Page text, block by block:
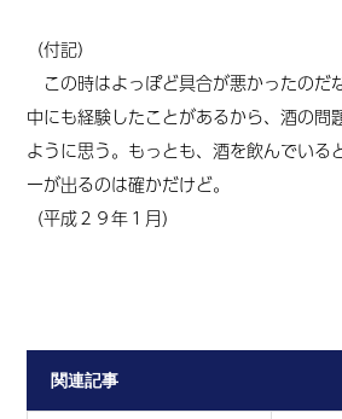
（付記）
この時はよっぽど具合が悪かったのだ
中にも経験したことがあるから、酒の問
ように思う。もっとも、酒を飲んでいる
ーが出るのは確かだけど。
（平成２９年１月）
関連記事